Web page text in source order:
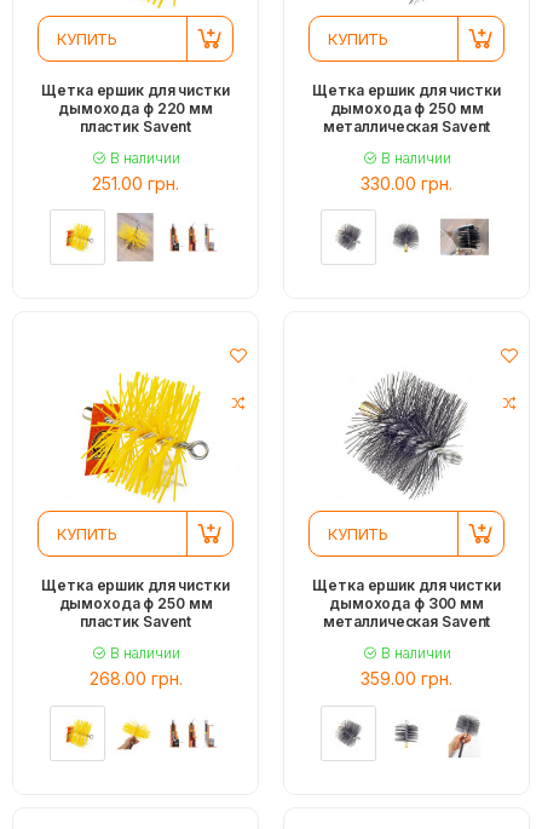
КУПИТЬ
Щетка ершик для чистки
дымохода ф 220 мм
пластик Savent
В наличии
251.00 грн.
КУПИТЬ
Щетка ершик для чистки
дымохода ф 250 мм
металлическая Savent
В наличии
330.00 грн.
КУПИТЬ
Щетка ершик для чистки
дымохода ф 250 мм
пластик Savent
В наличии
268.00 грн.
КУПИТЬ
Щетка ершик для чистки
дымохода ф 300 мм
металлическая Savent
В наличии
359.00 грн.